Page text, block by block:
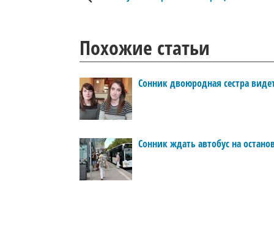
Похожие статьи
Сонник двоюродная сестра
Сонник ждать автобус на